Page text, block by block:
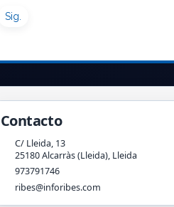
Sig.
Contacto
C/ Lleida, 13
25180Alcarràs (Lleida), Lleida
973791746
ribes@inforibes.com